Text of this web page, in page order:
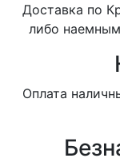
Доставка по
либо
Оплата